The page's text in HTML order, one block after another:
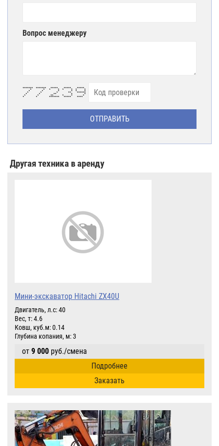
Вопрос менеджеру
******* ******* ***** ***** *****
* * * * * * * *
* * * * * *
* * * ** ******
* * ** * *
* * ** * * *
* * ******* ***** ****
Другая техника в аренду
Мини-экскаватор Hitachi ZX40U
Двигатель, л.с: 40
Вес, т: 4.6
Ковш, куб.м: 0.14
Глубина копания, м: 3
от 9 000 руб./смена
Подробнее
Заказать